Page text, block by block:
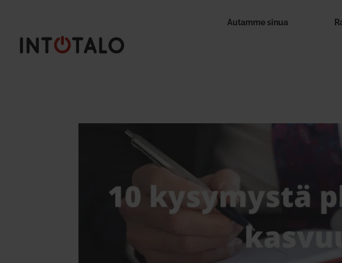
Autamme sinua